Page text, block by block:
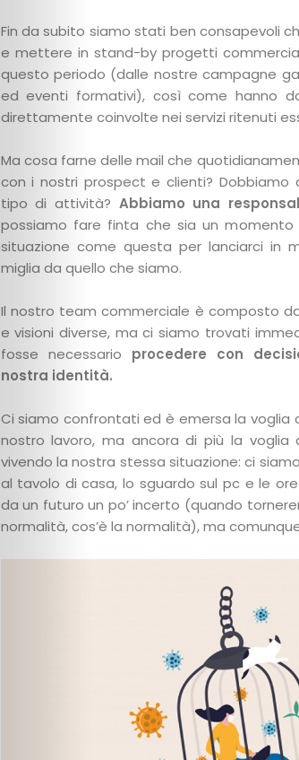
il
blog
categorie
autori
Fin da subito siamo stati ben consapevoli
e mettere in stand-by progetti
questo periodo (dalle nostre campagne
ed eventi formativi), così come hanno
direttamente coinvolte nei servizi ritenuti
Ma cosa farne delle mail che
con i nostri prospect e clienti?
tipo di attività? Abbiamo una
possiamo fare finta che sia un
situazione come questa per lanciarci in
miglia da quello che siamo.
Il nostro team commerciale è composto
e visioni diverse, ma ci siamo trovati
fosse necessario procedere con
nostra identità.
Ci siamo confrontati ed è emersa la voglia
nostro lavoro, ma ancora di più la
vivendo la nostra stessa situazione: ci
al tavolo di casa, lo sguardo sul pc e le
da un futuro un po’ incerto (quando
normalità, cos’è la normalità), ma